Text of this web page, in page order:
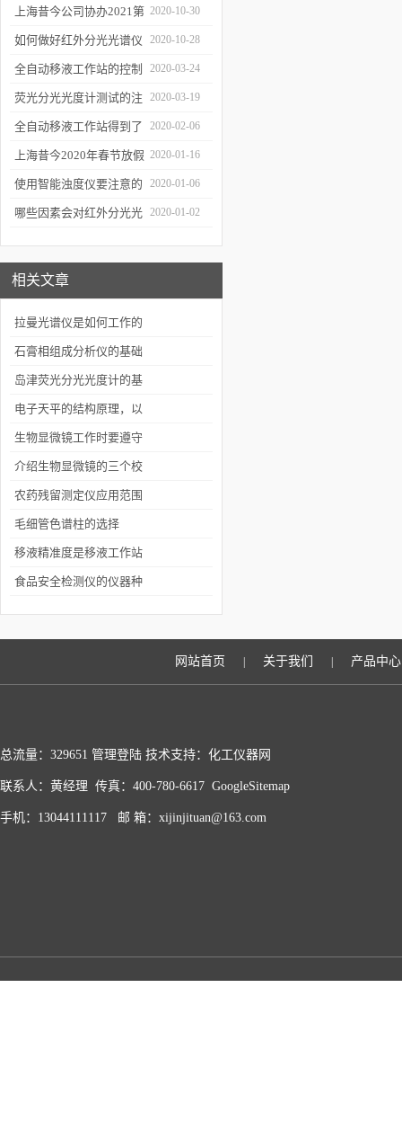
三种移液方式
上海昔今公司协办2021第
二届上海沪助科研圈发展
年会
2020-10-30
如何做好红外分光光谱仪
的防潮工作
2020-10-28
全自动移液工作站的控制
软件有哪些特点
2020-03-24
荧光分光光度计测试的注
意事项有哪些
2020-03-19
全自动移液工作站得到了
广泛的应用
2020-02-06
上海昔今2020年春节放假
通知
2020-01-16
使用智能浊度仪要注意的
几个要点
2020-01-06
哪些因素会对红外分光光 2020-01-02
相关文章
拉曼光谱仪是如何工作的
你知道吗？
石膏相组成分析仪的基础
知识
岛津荧光分光光度计的基
本原理
电子天平的结构原理，以
及使用说明，简单的故障
解决方案
生物显微镜工作时要遵守
哪些要求
介绍生物显微镜的三个校
准方法
农药残留测定仪应用范围
及效果
毛细管色谱柱的选择
移液精准度是移液工作站
重要的技术指标
食品安全检测仪的仪器种
网站首页 关于我们 产品中心
总流量：329651 管理登陆 技术支持：化工仪器网
联系人：黄经理 传真：400-780-6617 GoogleSitemap
手机：13044111117 邮 箱：xijinjituan@163.com